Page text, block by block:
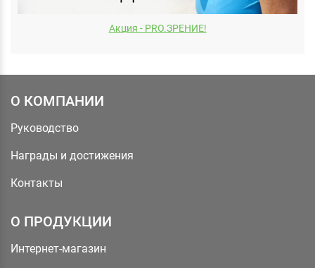
Акция - PRO.ЗРЕНИЕ!
О КОМПАНИИ
Руководство
Награды и достижения
Контакты
О ПРОДУКЦИИ
Интернет-магазин